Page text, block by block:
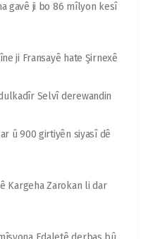
gavê ji bo 86 mîlyon kesî
ji Fransayê hate Şirnexê
Selvî derewandin
û 900 girtiyên siyasî dê
Kargeha Zarokan li dar